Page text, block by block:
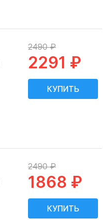
2490 ₽
2291 ₽
2490 ₽
1868 ₽